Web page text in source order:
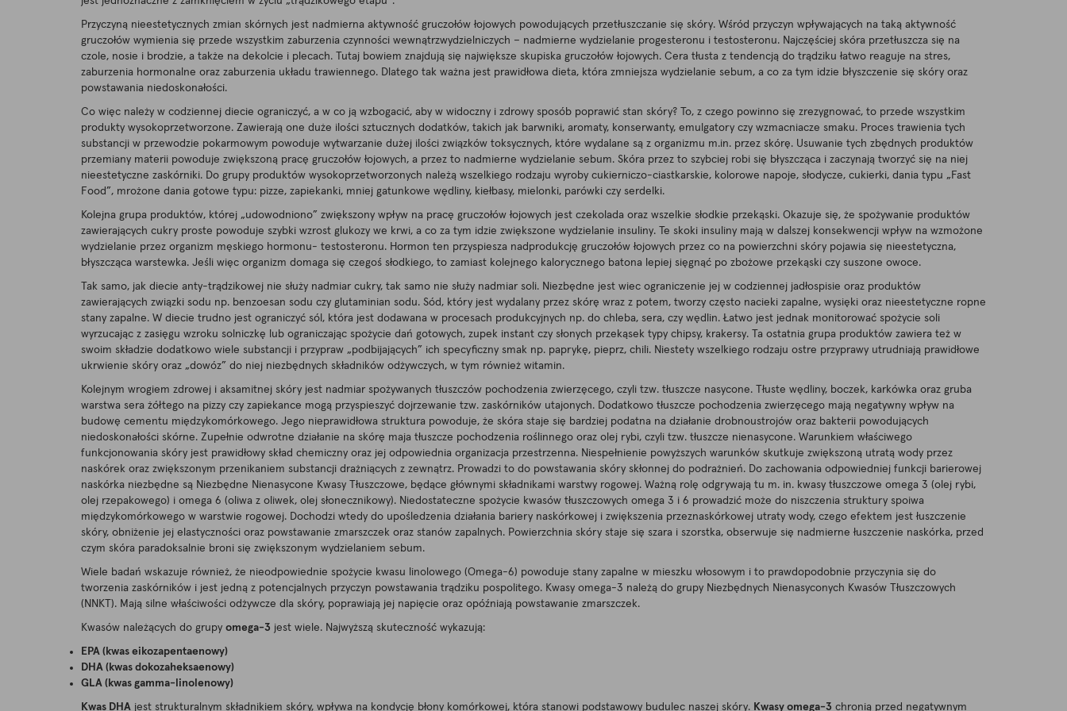
Przyczyną nieestetycznych zmian skórnych jest nadmierna aktywność gruczołów łojowych powodujących przetłuszczanie się skóry. Wśród przyczyn wpływających na taką aktywność
gruczołów wymienia się przede wszystkim zaburzenia czynności wewnątrzwydzielniczych – nadmierne wydzielanie progesteronu i testosteronu. Najczęściej skóra przetłuszcza się na
czole, nosie i brodzie, a także na dekolcie i plecach. Tutaj bowiem znajdują się największe skupiska gruczołów łojowych. Cera tłusta z tendencją do trądziku łatwo reaguje na stres,
zaburzenia hormonalne oraz zaburzenia układu trawiennego. Dlatego tak ważna jest prawidłowa dieta, która zmniejsza wydzielanie sebum, a co za tym idzie błyszczenie się skóry oraz
powstawania niedoskonałości.
Co więc należy w codziennej diecie ograniczyć, a w co ją wzbogacić, aby w widoczny i zdrowy sposób poprawić stan skóry? To, z czego powinno się zrezygnować, to przede wszystkim
produkty wysokoprzetworzone. Zawierają one duże ilości sztucznych dodatków, takich jak barwniki, aromaty, konserwanty, emulgatory czy wzmacniacze smaku. Proces trawienia tych
substancji w przewodzie pokarmowym powoduje wytwarzanie dużej ilości związków toksycznych, które wydalane są z organizmu m.in. przez skórę. Usuwanie tych zbędnych produktów
przemiany materii powoduje zwiększoną pracę gruczołów łojowych, a przez to nadmierne wydzielanie sebum. Skóra przez to szybciej robi się błyszcząca i zaczynają tworzyć się na niej
nieestetyczne zaskórniki. Do grupy produktów wysokoprzetworzonych należą wszelkiego rodzaju wyroby cukierniczo-ciastkarskie, kolorowe napoje, słodycze, cukierki, dania typu „Fast
Food”, mrożone dania gotowe typu: pizze, zapiekanki, mniej gatunkowe wędliny, kiełbasy, mielonki, parówki czy serdelki.
Kolejna grupa produktów, której „udowodniono” zwiększony wpływ na pracę gruczołów łojowych jest czekolada oraz wszelkie słodkie przekąski. Okazuje się, że spożywanie produktów
zawierających cukry proste powoduje szybki wzrost glukozy we krwi, a co za tym idzie zwiększone wydzielanie insuliny. Te skoki insuliny mają w dalszej konsekwencji wpływ na wzmożone
wydzielanie przez organizm męskiego hormonu- testosteronu. Hormon ten przyspiesza nadprodukcję gruczołów łojowych przez co na powierzchni skóry pojawia się nieestetyczna,
błyszcząca warstewka. Jeśli więc organizm domaga się czegoś słodkiego, to zamiast kolejnego kalorycznego batona lepiej sięgnąć po zbożowe przekąski czy suszone owoce.
Tak samo, jak diecie anty-trądzikowej nie służy nadmiar cukry, tak samo nie służy nadmiar soli. Niezbędne jest wiec ograniczenie jej w codziennej jadłospisie oraz produktów
zawierających związki sodu np. benzoesan sodu czy glutaminian sodu. Sód, który jest wydalany przez skórę wraz z potem, tworzy często nacieki zapalne, wysięki oraz nieestetyczne ropne
stany zapalne. W diecie trudno jest ograniczyć sól, która jest dodawana w procesach produkcyjnych np. do chleba, sera, czy wędlin. Łatwo jest jednak monitorować spożycie soli
wyrzucając z zasięgu wzroku solniczkę lub ograniczając spożycie dań gotowych, zupek instant czy słonych przekąsek typy chipsy, krakersy. Ta ostatnia grupa produktów zawiera też w
swoim składzie dodatkowo wiele substancji i przypraw „podbijających” ich specyficzny smak np. paprykę, pieprz, chili. Niestety wszelkiego rodzaju ostre przyprawy utrudniają prawidłowe
ukrwienie skóry oraz „dowóz” do niej niezbędnych składników odżywczych, w tym również witamin.
Kolejnym wrogiem zdrowej i aksamitnej skóry jest nadmiar spożywanych tłuszczów pochodzenia zwierzęcego, czyli tzw. tłuszcze nasycone. Tłuste wędliny, boczek, karkówka oraz gruba
warstwa sera żółtego na pizzy czy zapiekance mogą przyspieszyć dojrzewanie tzw. zaskórników utajonych. Dodatkowo tłuszcze pochodzenia zwierzęcego mają negatywny wpływ na
budowę cementu międzykomórkowego. Jego nieprawidłowa struktura powoduje, że skóra staje się bardziej podatna na działanie drobnoustrojów oraz bakterii powodujących
niedoskonałości skórne. Zupełnie odwrotne działanie na skórę maja tłuszcze pochodzenia roślinnego oraz olej rybi, czyli tzw. tłuszcze nienasycone. Warunkiem właściwego
funkcjonowania skóry jest prawidłowy skład chemiczny oraz jej odpowiednia organizacja przestrzenna. Niespełnienie powyższych warunków skutkuje zwiększoną utratą wody przez
naskórek oraz zwiększonym przenikaniem substancji drażniących z zewnątrz. Prowadzi to do powstawania skóry skłonnej do podrażnień. Do zachowania odpowiedniej funkcji barierowej
naskórka niezbędne są Niezbędne Nienasycone Kwasy Tłuszczowe, będące głównymi składnikami warstwy rogowej. Ważną rolę odgrywają tu m. in. kwasy tłuszczowe omega 3 (olej rybi,
olej rzepakowego) i omega 6 (oliwa z oliwek, olej słonecznikowy). Niedostateczne spożycie kwasów tłuszczowych omega 3 i 6 prowadzić może do niszczenia struktury spoiwa
międzykomórkowego w warstwie rogowej. Dochodzi wtedy do upośledzenia działania bariery naskórkowej i zwiększenia przeznaskórkowej utraty wody, czego efektem jest łuszczenie
skóry, obniżenie jej elastyczności oraz powstawanie zmarszczek oraz stanów zapalnych. Powierzchnia skóry staje się szara i szorstka, obserwuje się nadmierne łuszczenie naskórka, przed
czym skóra paradoksalnie broni się zwiększonym wydzielaniem sebum.
Wiele badań wskazuje również, że nieodpowiednie spożycie kwasu linolowego (Omega-6) powoduje stany zapalne w mieszku włosowym i to prawdopodobnie przyczynia się do
tworzenia zaskórników i jest jedną z potencjalnych przyczyn powstawania trądziku pospolitego. Kwasy omega-3 należą do grupy Niezbędnych Nienasyconych Kwasów Tłuszczowych
(NNKT). Mają silne właściwości odżywcze dla skóry, poprawiają jej napięcie oraz opóźniają powstawanie zmarszczek.
Kwasów należących do grupy omega-3 jest wiele. Najwyższą skuteczność wykazują:
EPA (kwas eikozapentaenowy)
DHA (kwas dokozaheksaenowy)
GLA (kwas gamma-linolenowy)
Kwas DHA jest strukturalnym składnikiem skóry, wpływa na kondycję błony komórkowej, która stanowi podstawowy budulec naszej skóry. Kwasy omega-3 chronią przed negatywnym